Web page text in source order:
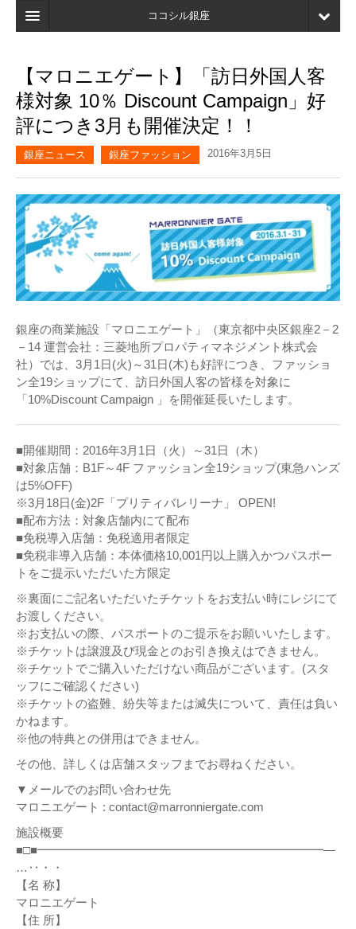
ココシル銀座
検索
店舗・施設最新情報
口コミ
マイページ
ブックマーク
【マロニエゲート】「訪日外国人客
様対象 10％ Discount Campaign」好
評につき3月も開催決定！！
銀座ニュース 銀座ファッション 2016年3月5日
銀座の商業施設「マロニエゲート」（東京都中央区銀座2－2
－14 運営会社：三菱地所プロパティマネジメント株式会
社）では、3月1日(火)～31日(木)も好評につき、ファッショ
ン全19ショップにて、訪日外国人客の皆様を対象に
「10%Discount Campaign 」を開催延長いたします。
■開催期間：2016年3月1日（火）～31日（木）
■対象店舗：B1F～4F ファッション全19ショップ(東急ハンズ
は5%OFF)
※3月18日(金)2F「プリティバレリーナ」 OPEN!
■配布方法：対象店舗内にて配布
■免税導入店舗：免税適用者限定
■免税非導入店舗：本体価格10,001円以上購入かつパスポー
トをご提示いただいた方限定
※裏面にご記名いただいたチケットをお支払い時にレジにて
お渡しください。
※お支払いの際、パスポートのご提示をお願いいたします。
※チケットは譲渡及び現金とのお引き換えはできません。
※チケットでご購入いただけない商品がございます。(スタ
ッフにご確認ください)
※チケットの盗難、紛失等または滅失について、責任は負い
かねます。
※他の特典との併用はできません。
その他、詳しくは店舗スタッフまでお尋ねください。
▼メールでのお問い合わせ先
マロニエゲート : contact@marronniergate.com
施設概要
■□■━━━━━━━━━━━━━━━━━━━━━━━━―
…‥・・
【名 称】
マロニエゲート
【住 所】